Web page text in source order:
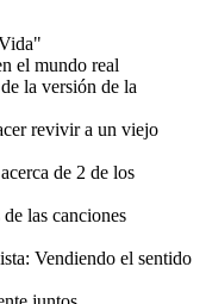
el mundo real
la versión de la
revivir a un viejo
de 2 de los
las canciones
Vendiendo el sentido